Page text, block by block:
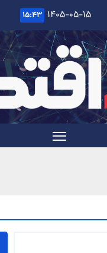
۱۴۰۵-۰۵-۱۵ ۱۵:۴۳